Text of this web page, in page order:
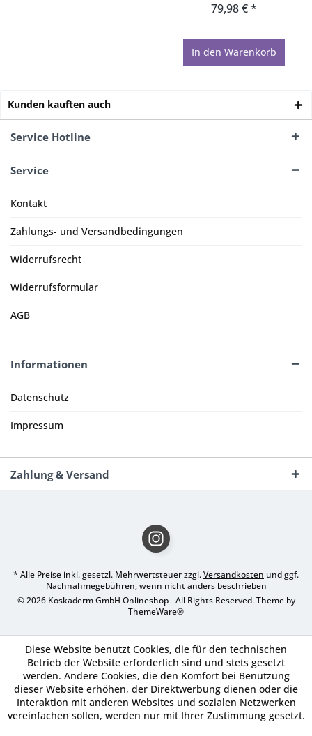
79,98 € *
In den Warenkorb
Kunden kauften auch
Service Hotline
Service
Kontakt
Zahlungs- und Versandbedingungen
Widerrufsrecht
Widerrufsformular
AGB
Informationen
Datenschutz
Impressum
Zahlung & Versand
* Alle Preise inkl. gesetzl. Mehrwertsteuer zzgl.Versandkosten und ggf.
Nachnahmegebühren, wenn nicht anders beschrieben
© 2026 Koskaderm GmbH Onlineshop - All Rights Reserved. Theme by
ThemeWare®
Diese Website benutzt Cookies, die für den technischen
Betrieb der Website erforderlich sind und stets gesetzt
werden. Andere Cookies, die den Komfort bei Benutzung
dieser Website erhöhen, der Direktwerbung dienen oder die
Interaktion mit anderen Websites und sozialen Netzwerken
vereinfachen sollen, werden nur mit Ihrer Zustimmung gesetzt.